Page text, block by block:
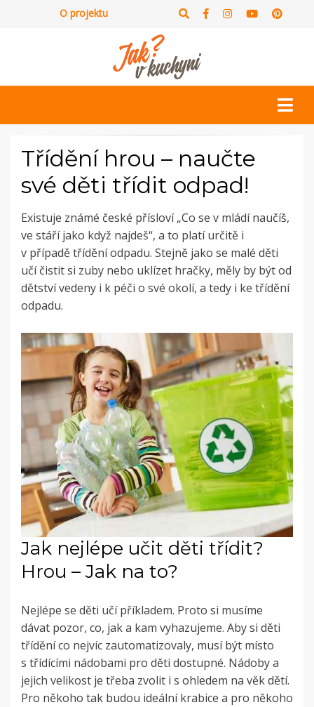
O projektu
Třídění hrou – naučte
své děti třídit odpad!
Existuje známé české přísloví „Co se v mládí naučíš,
ve stáří jako když najdeš“, a to platí určitě i
v případě třídění odpadu. Stejně jako se malé děti
učí čistit si zuby nebo uklízet hračky, měly by být od
dětství vedeny i k péči o své okolí, a tedy i ke třídění
odpadu.
Jak nejlépe učit děti třídit?
Hrou – Jak na to?
Nejlépe se děti učí příkladem. Proto si musíme
dávat pozor, co, jak a kam vyhazujeme. Aby si děti
třídění co nejvíc zautomatizovaly, musí být místo
s třídícími nádobami pro děti dostupné. Nádoby a
jejich velikost je třeba zvolit i s ohledem na věk dětí.
Pro někoho tak budou ideální krabice a pro někoho